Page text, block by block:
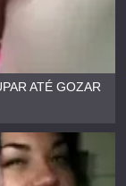
ATÉ GOZAR